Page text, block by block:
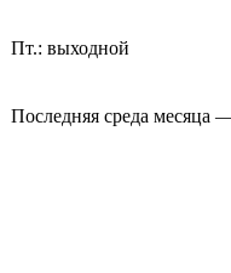
Пт.: выходной
Последняя среда месяца